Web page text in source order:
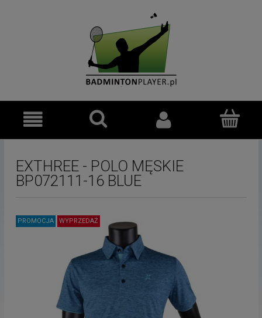
EXTHREE - POLO MĘSKIE
BP072111-16 BLUE
PROMOCJA WYPRZEDAŻ